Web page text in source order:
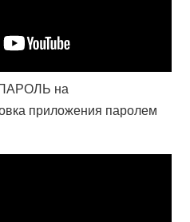
ПАРОЛЬ на
приложения паролем